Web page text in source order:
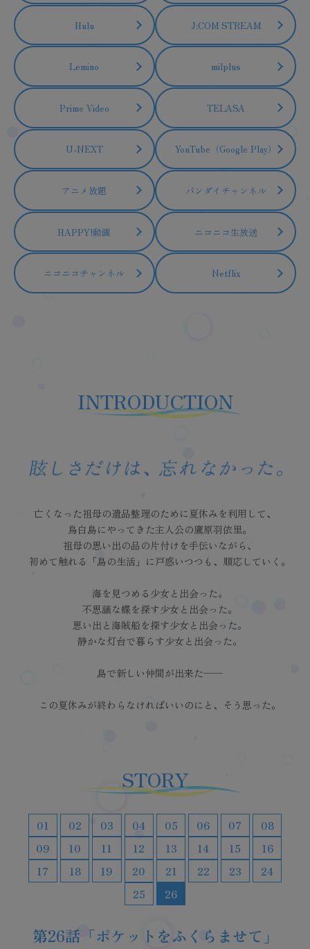
Hulu J:COM STREAM
Lemino milplus
Prime Video TELASA
U-NEXT YouTube（Google Play）
アニメ放題 バンダイチャンネル
HAPPY!動画 ニコニコ生放送
ニコニコチャンネル Netflix
INTRODUCTION
亡くなった祖母の遺品整理のために夏休みを利用して、
鳥白島にやってきた主人公の鷹原羽依里。
祖母の思い出の品の片付けを手伝いながら、
初めて触れる「島の生活」に戸惑いつつも、順応していく。
海を見つめる少女と出会った。
不思議な蝶を探す少女と出会った。
思い出と海賊船を探す少女と出会った。
静かな灯台で暮らす少女と出会った。
島で新しい仲間が出来た──
この夏休みが終わらなければいいのにと、そう思った。
STORY
01 02 03 04 05 06 07
08
09
10 11 12 13 14 15
16
17
18 19 20 21 22 23
24
25
26
第1話「鳥白島へようこそ」
第2話「夏休みの過ごし方」
第3話「海賊船と少女」
第4話「ひと夏の宝物」
第5話「ひげ猫団の冒険」
第6話「七つの海を越えて」
第7話「灯台と歌と少女」
第8話「やりたいこと探し」
第9話「紬とツムギ」
第10話「一生分の夏休み」
第11話「夏の蝶と夜の少女」
第12話「空門の巫女」
第13話「比翼の蝶たち」
第14話「夜明けの記憶」
第15話「夏休みを忘れた少女」
第16話「デートじゃないし」
第17話「夏鳥の儀」
第18話「夏休みをもう一度」
第19話「まほうのえにっき」
第20話「結婚」
第21話「波間の足跡」
第22話「あの夏へ」
第23話「七海」
第24話「おひさまのある場所」
第25話「未来の思い出」
第26話「ポケットをふくらませて」